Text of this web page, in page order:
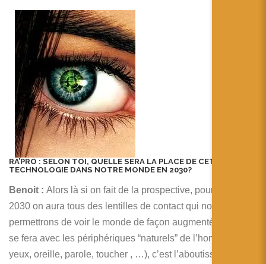
RA’PRO : SELON TOI, QUELLE SERA LA PLACE DE CETTE
TECHNOLOGIE DANS NOTRE MONDE EN 2030?
Benoit : Alors là si on fait de la prospective, pour moi en
2030 on aura tous des lentilles de contact qui nous
permettrons de voir le monde de façon augmentée et tout
se fera avec les périphériques “naturels” de l’homme (
yeux, oreille, parole, toucher , …), c’est l’aboutissement